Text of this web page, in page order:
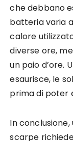
che debbano
batteria varia
calore
diverse ore,
un paio d’ore.
esaurisce, le
prima di poter
In
scarpe